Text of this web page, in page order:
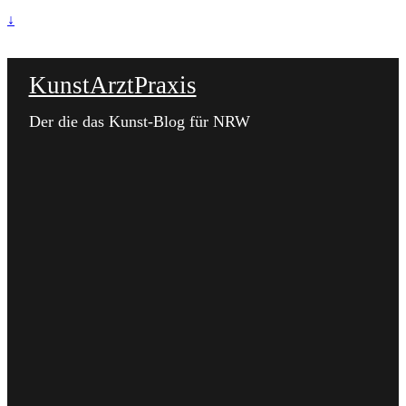
↓
KunstArztPraxis
Der die das Kunst-Blog für NRW